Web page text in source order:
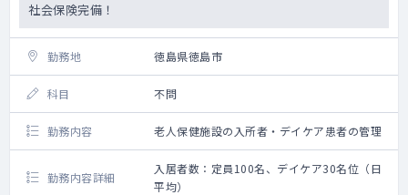
社会保険完備！
勤務地 徳島県徳島市
科目 不問
勤務内容 老人保健施設の入所者・デイケア患者の管理
勤務内容詳細
入居者数：定員100名、デイケア30名位（日
平均）